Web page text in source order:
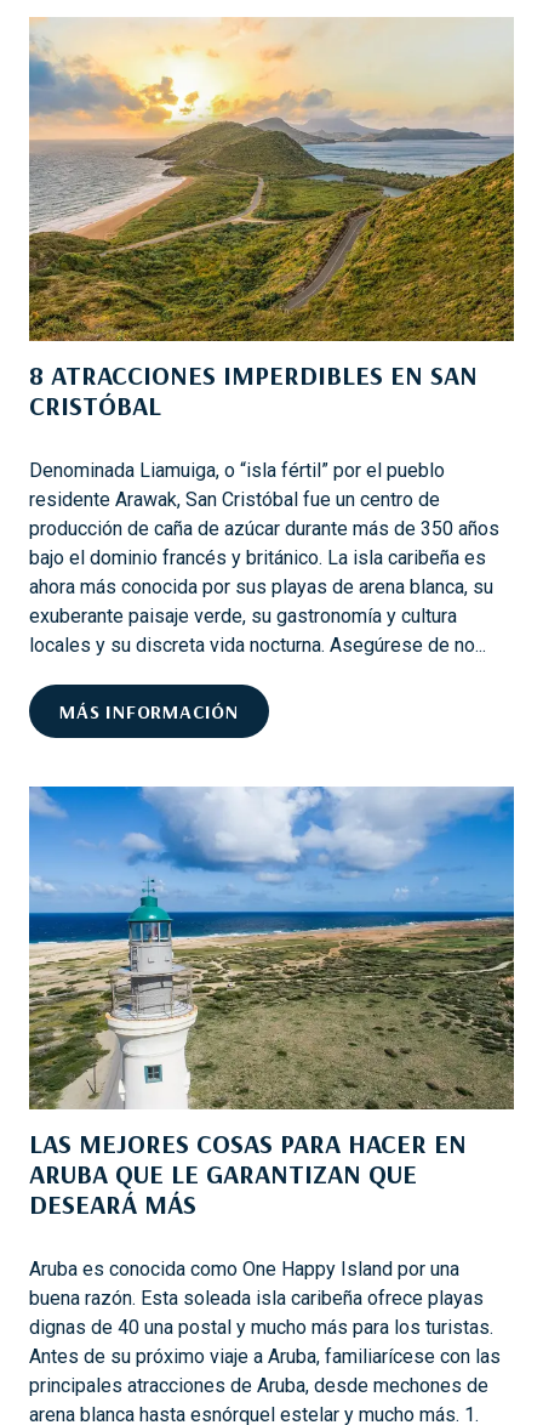
N
C
R
U
C
E
R
O
P
A
R
O
P
I
E
T
A
R
I
S
L
C
E
U
N
A
S
C
E
N
S
O
C
A
T
E
G
O
R
N
I
L
A
S
O
F
D
I
S
T
I
I
O
N
8 ATRACCIONES IMPERDIBLES EN SAN
CRISTÓBAL
Denominada Liamuiga, o “isla fértil” por el pueblo
residente Arawak, San Cristóbal fue un centro de
producción de caña de azúcar durante más de 350 años
bajo el dominio francés y británico. La isla caribeña es
ahora más conocida por sus playas de arena blanca, su
exuberante paisaje verde, su gastronomía y cultura
locales y su discreta vida nocturna. Asegúrese de no...
MÁS INFORMACIÓN
A
R
C
I
O
N
E
S
I
M
P
E
R
B
L
E
S
E
N
LAS MEJORES COSAS PARA HACER EN
ARUBA QUE LE GARANTIZAN QUE
DESEARÁ MÁS
Aruba es conocida como One Happy Island por una
buena razón. Esta soleada isla caribeña ofrece playas
dignas de 40 una postal y mucho más para los turistas.
Antes de su próximo viaje a Aruba, familiarícese con las
principales atracciones de Aruba, desde mechones de
arena blanca hasta esnórquel estelar y mucho más. 1.